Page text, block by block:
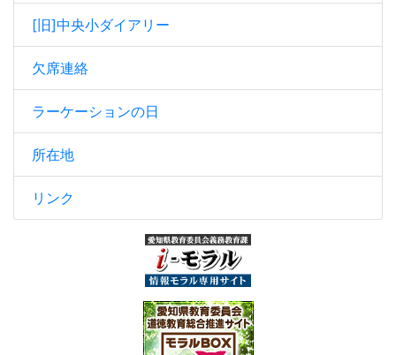
[旧]中央小ダイアリー
欠席連絡
ラーケーションの日
所在地
リンク